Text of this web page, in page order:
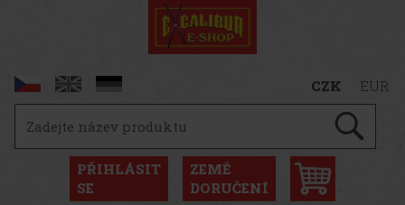
CZK EUR
PŘIHLÁSIT
SE
ZEMĚ
DORUČENÍ